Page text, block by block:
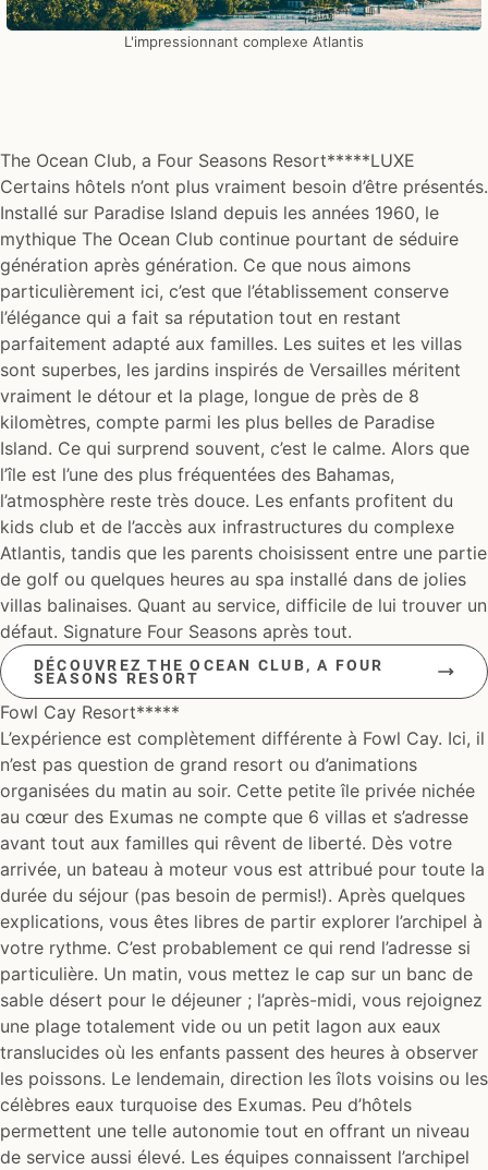
L'impressionnant complexe Atlantis
The Ocean Club, a Four Seasons Resort*****LUXE
Certains hôtels n’ont plus vraiment besoin d’être présentés.
Installé sur Paradise Island depuis les années 1960, le
mythique The Ocean Club continue pourtant de séduire
génération après génération. Ce que nous aimons
particulièrement ici, c’est que l’établissement conserve
l’élégance qui a fait sa réputation tout en restant
parfaitement adapté aux familles. Les suites et les villas
sont superbes, les jardins inspirés de Versailles méritent
vraiment le détour et la plage, longue de près de 8
kilomètres, compte parmi les plus belles de Paradise
Island. Ce qui surprend souvent, c’est le calme. Alors que
l’île est l’une des plus fréquentées des Bahamas,
l’atmosphère reste très douce. Les enfants profitent du
kids club et de l’accès aux infrastructures du complexe
Atlantis, tandis que les parents choisissent entre une partie
de golf ou quelques heures au spa installé dans de jolies
villas balinaises. Quant au service, difficile de lui trouver un
défaut. Signature Four Seasons après tout.
DÉCOUVREZ THE OCEAN CLUB, A FOUR
SEASONS RESORT
Fowl Cay Resort*****
L’expérience est complètement différente à Fowl Cay. Ici, il
n’est pas question de grand resort ou d’animations
organisées du matin au soir. Cette petite île privée nichée
au cœur des Exumas ne compte que 6 villas et s’adresse
avant tout aux familles qui rêvent de liberté. Dès votre
arrivée, un bateau à moteur vous est attribué pour toute la
durée du séjour (pas besoin de permis!). Après quelques
explications, vous êtes libres de partir explorer l’archipel à
votre rythme. C’est probablement ce qui rend l’adresse si
particulière. Un matin, vous mettez le cap sur un banc de
sable désert pour le déjeuner ; l’après-midi, vous rejoignez
une plage totalement vide ou un petit lagon aux eaux
translucides où les enfants passent des heures à observer
les poissons. Le lendemain, direction les îlots voisins ou les
célèbres eaux turquoise des Exumas. Peu d’hôtels
permettent une telle autonomie tout en offrant un niveau
de service aussi élevé. Les équipes connaissent l’archipel